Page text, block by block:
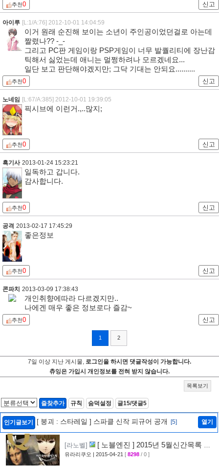
추천0 신고
아이루 [L:1/A:76] 2012-10-01 14:04:59
이거 원래 순진해 보이는 소년이 주인공이었던걸로 아는데
짤렸나?? -_-
그리고 PC판 게임이랑 PSP게임이 너무 발퀄리티에 장난감
틱해서 싫었는데 애니는 멀쩡하려나 모르겠네요...
일단 보고 판단해야겠지만; 그닥 기대는 안되요..........
추천0 신고
노네임 [L:67/A:385] 2012-10-01 19:39:05
픽시브에 이런거.,..많지;
추천0 신고
흑기사 2013-01-24 15:23:21
일독하고 갑니다.
감사합니다.
추천0 신고
공격 2013-02-17 17:45:29
좋은정보
추천0 신고
콘파치 2013-03-09 17:38:43
개인취향에따라 다르겠지만..
나에겐 매우 좋은 정보로다 즐감~
추천0 신고
1 2
7일 이상 지난 게시물, 로그인을 하시면 댓글작성이 가능합니다.
츄잉은 가입시 개인정보를 전혀 받지 않습니다.
목록보기
즐찾추가 규칙 숨덕설정 글15/댓글5
인기글보기 [ 붕괴 : 스타레일 ] 스파클 신작 피규어 공개 [5] 열기
[라노벨]
[ 노블엔진 ] 2015년 5월신간목록 공
개 [28]
유라리쿠오 | 2015-04-21 [ 8298 / 0 ]